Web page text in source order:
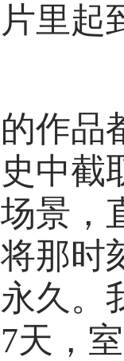
里起
品
中截
景，
那时
久。
天，